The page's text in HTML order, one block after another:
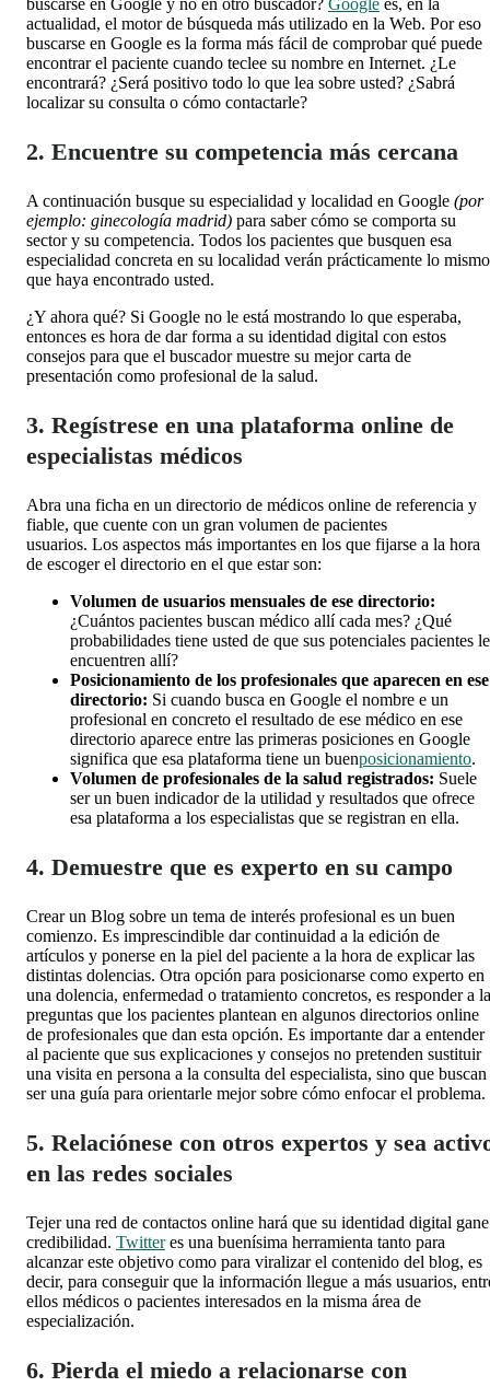
actualidad, el motor de búsqueda más utilizado en la Web. Por eso
buscarse en Google es la forma más fácil de comprobar qué puede
encontrar el paciente cuando teclee su nombre en Internet. ¿Le
encontrará? ¿Será positivo todo lo que lea sobre usted? ¿Sabrá
localizar su consulta o cómo contactarle?
2. Encuentre su competencia más cercana
A continuación busque su especialidad y localidad en Google (por
ejemplo: ginecología madrid) para saber cómo se comporta su
sector y su competencia. Todos los pacientes que busquen esa
especialidad concreta en su localidad verán prácticamente lo mismo
que haya encontrado usted.
¿Y ahora qué? Si Google no le está mostrando lo que esperaba,
entonces es hora de dar forma a su identidad digital con estos
consejos para que el buscador muestre su mejor carta de
presentación como profesional de la salud.
3. Regístrese en una plataforma online de
especialistas médicos
Abra una ficha en un directorio de médicos online de referencia y
fiable, que cuente con un gran volumen de pacientes
usuarios. Los aspectos más importantes en los que fijarse a la hora
de escoger el directorio en el que estar son:
Volumen de usuarios mensuales de ese directorio:
¿Cuántos pacientes buscan médico allí cada mes? ¿Qué
probabilidades tiene usted de que sus potenciales pacientes le
encuentren allí?
Posicionamiento de los profesionales que aparecen en ese
directorio: Si cuando busca en Google el nombre e un
profesional en concreto el resultado de ese médico en ese
directorio aparece entre las primeras posiciones en Google
significa que esa plataforma tiene un buenposicionamiento.
Volumen de profesionales de la salud registrados: Suele
ser un buen indicador de la utilidad y resultados que ofrece
esa plataforma a los especialistas que se registran en ella.
4. Demuestre que es experto en su campo
Crear un Blog sobre un tema de interés profesional es un buen
comienzo. Es imprescindible dar continuidad a la edición de
artículos y ponerse en la piel del paciente a la hora de explicar las
distintas dolencias. Otra opción para posicionarse como experto en
una dolencia, enfermedad o tratamiento concretos, es responder a
preguntas que los pacientes plantean en algunos directorios online
de profesionales que dan esta opción. Es importante dar a entender
al paciente que sus explicaciones y consejos no pretenden sustituir
una visita en persona a la consulta del especialista, sino que buscan
ser una guía para orientarle mejor sobre cómo enfocar el problema.
5. Relaciónese con otros expertos y sea
en las redes sociales
Tejer una red de contactos online hará que su identidad digital gane
credibilidad. Twitteres una buenísima herramienta tanto para
alcanzar este objetivo como para viralizar el contenido del blog, es
decir, para conseguir que la información llegue a más usuarios,
ellos médicos o pacientes interesados en la misma área de
especialización.
6. Pierda el miedo a relacionarse con